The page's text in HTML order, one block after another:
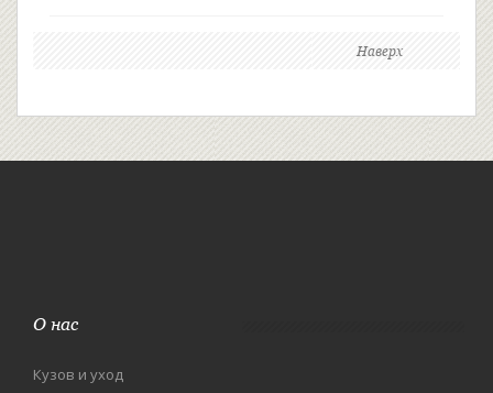
Наверх
О нас
Кузов и уход